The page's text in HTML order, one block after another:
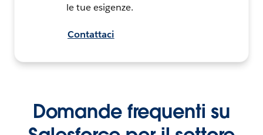
le tue esigenze.
Contattaci
Domande frequenti su